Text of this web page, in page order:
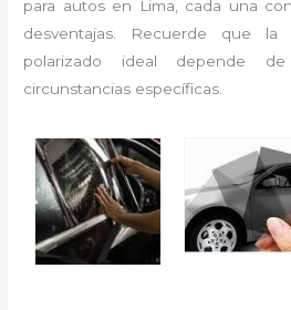
para autos en Lima, cada una
desventajas. Recuerde que
polarizado ideal depende
circunstancias específicas.